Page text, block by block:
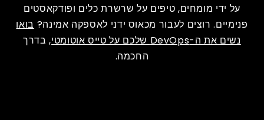
על ידי מומחים, טיפים על שרשרת כלים ופודקאסטים
פנימיים. רוצים לעבור מכאוס ידני לאספקה ​​אמינה? בואו
נשים את ה-DevOps שלכם על טייס אוטומטי
, בדרך
החכמה.